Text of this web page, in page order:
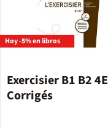
Hoy -5% en libros
Exercisier B1 B2 4E
Corrigés